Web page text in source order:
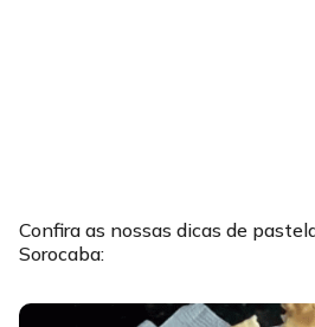
Confira as nossas dicas de
Sorocaba: